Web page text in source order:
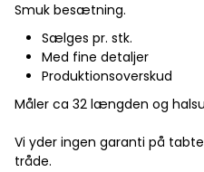
Smuk besætning.
Sælges pr. stk.
Med fine detaljer
Produktionsoverskud
Måler ca 32 længden og
Vi yder ingen garanti på
tråde.